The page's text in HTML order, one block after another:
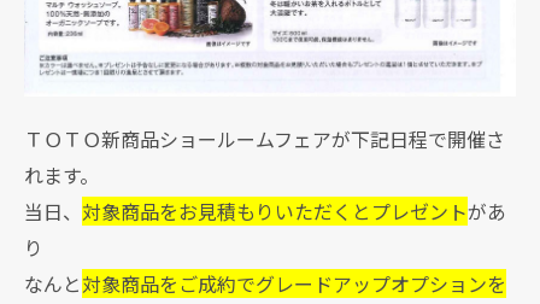
ＴＯＴＯ新商品ショールームフェアが下記日程で開催さ
れます。
当日、 対象商品をお見積もりいただくとプレゼントがあ
り
なんと対象商品をご成約でグレードアップオプションを